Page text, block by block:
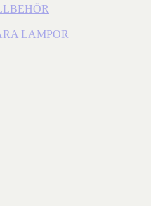
LAMPOR